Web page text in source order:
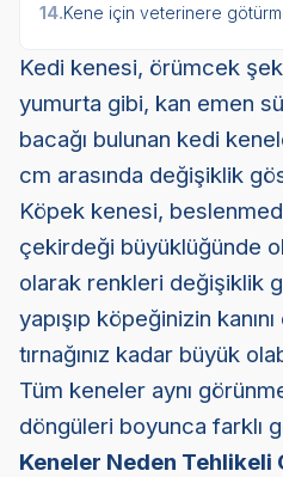
14.Kene için veterinere
Kedi kenesi, örümcek
yumurta gibi, kan emen
bacağı bulunan kedi
cm arasında değişiklik
Köpek kenesi,
çekirdeği büyüklüğünde
olarak renkleri değişiklik
yapışıp köpeğinizin
tırnağınız kadar büyük
Tüm keneler aynı
döngüleri boyunca farklı
Keneler Neden Tehlikeli